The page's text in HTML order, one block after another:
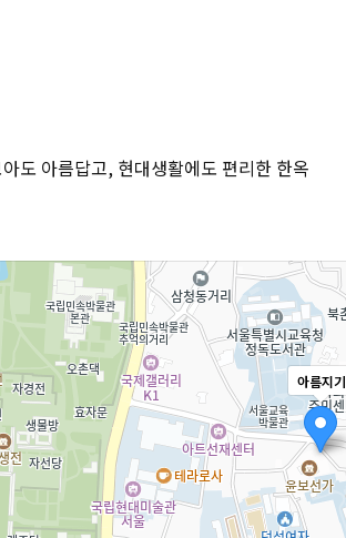
도 아름답고, 현대생활에도 편리한 한옥
아름지기